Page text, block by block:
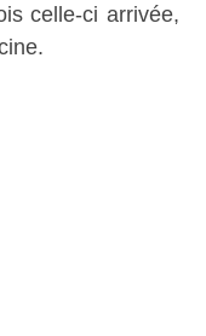
celle-ci arrivée,